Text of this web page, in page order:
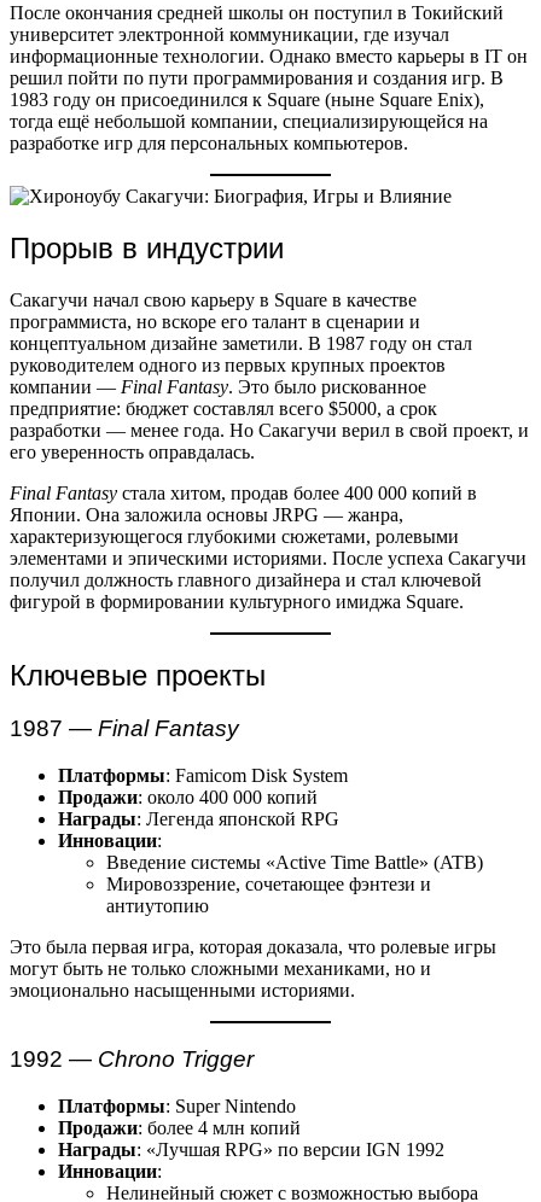
После окончания средней школы он поступил в Токийский
университет электронной коммуникации, где изучал
информационные технологии. Однако вместо карьеры в IT он
решил пойти по пути программирования и создания игр. В
1983 году он присоединился к Square (ныне Square Enix),
тогда ещё небольшой компании, специализирующейся на
разработке игр для персональных компьютеров.
Прорыв в индустрии
Сакагучи начал свою карьеру в Square в качестве
программиста, но вскоре его талант в сценарии и
концептуальном дизайне заметили. В 1987 году он стал
руководителем одного из первых крупных проектов
компании — Final Fantasy. Это было рискованное
предприятие: бюджет составлял всего $5000, а срок
разработки — менее года. Но Сакагучи верил в свой проект, и
его уверенность оправдалась.
Final Fantasy стала хитом, продав более 400 000 копий в
Японии. Она заложила основы JRPG — жанра,
характеризующегося глубокими сюжетами, ролевыми
элементами и эпическими историями. После успеха Сакагучи
получил должность главного дизайнера и стал ключевой
фигурой в формировании культурного имиджа Square.
Ключевые проекты
1987 — Final Fantasy
Платформы: Famicom Disk System
Продажи: около 400 000 копий
Награды: Легенда японской RPG
Инновации:
Введение системы «Active Time Battle» (ATB)
Мировоззрение, сочетающее фэнтези и
антиутопию
Это была первая игра, которая доказала, что ролевые игры
могут быть не только сложными механиками, но и
эмоционально насыщенными историями.
1992 — Chrono Trigger
Платформы: Super Nintendo
Продажи: более 4 млн копий
Награды: «Лучшая RPG» по версии IGN 1992
Инновации:
Нелинейный сюжет с возможностью выбора